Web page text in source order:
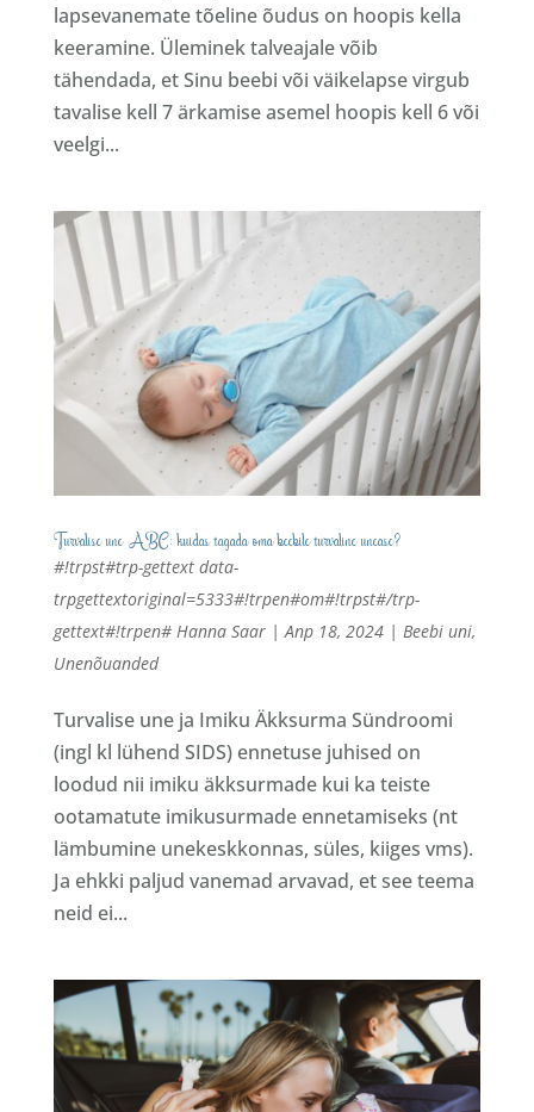
lapsevanemate tõeline õudus on hoopis kella
keeramine. Üleminek talveajale võib
tähendada, et Sinu beebi või väikelapse virgub
tavalise kell 7 ärkamise asemel hoopis kell 6 või
veelgi...
Turvalise une ABC: kuidas tagada oma beebile turvaline unease?
#!trpst#trp-gettext data-
trpgettextoriginal=5333#!trpen#от#!trpst#/trp-
gettext#!trpen# Hanna Saar|Апр 18, 2024| Beebi uni,
Unenõuanded
Turvalise une ja Imiku Äkksurma Sündroomi
(ingl kl lühend SIDS) ennetuse juhised on
loodud nii imiku äkksurmade kui ka teiste
ootamatute imikusurmade ennetamiseks (nt
lämbumine unekeskkonnas, süles, kiiges vms).
Ja ehkki paljud vanemad arvavad, et see teema
neid ei...